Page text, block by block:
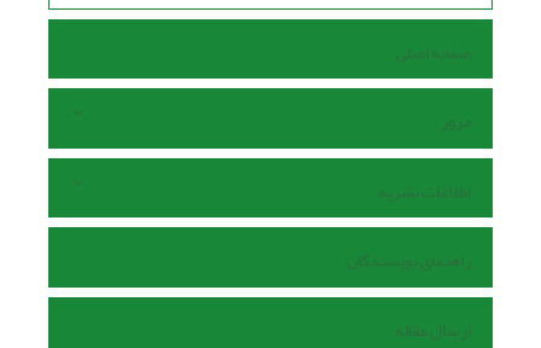
صفحه اصلی
مرور
اطلاعات نشریه
راهنمای نویسندگان
ارسال مقاله